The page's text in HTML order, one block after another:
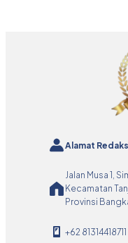
Alamat
Jalan Musa 1,
Kecamatan
Provinsi
+62 81314418711